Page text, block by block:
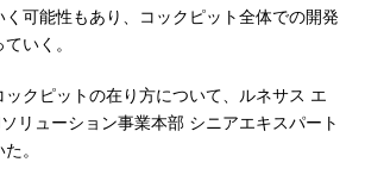
く可能性もあり、コックピット全体での開発
いく。
クピットの在り方について、ルネサス エ
リューション事業本部 シニアエキスパート
。